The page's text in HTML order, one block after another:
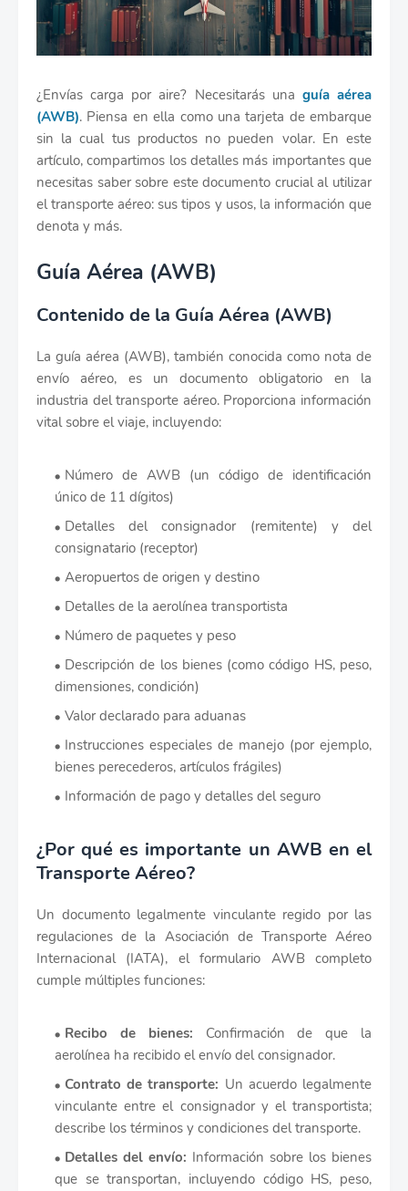
¿Envías carga por aire? Necesitarás una guía aérea
(AWB). Piensa en ella como una tarjeta de embarque
sin la cual tus productos no pueden volar. En este
artículo, compartimos los detalles más importantes que
necesitas saber sobre este documento crucial al utilizar
el transporte aéreo: sus tipos y usos, la información que
denota y más.
Guía Aérea (AWB)
Contenido de la Guía Aérea (AWB)
La guía aérea (AWB), también conocida como nota de
envío aéreo, es un documento obligatorio en la
industria del transporte aéreo. Proporciona información
vital sobre el viaje, incluyendo:
Número de AWB (un código de identificación
único de 11 dígitos)
Detalles del consignador (remitente) y del
consignatario (receptor)
Aeropuertos de origen y destino
Detalles de la aerolínea transportista
Número de paquetes y peso
Descripción de los bienes (como código HS, peso,
dimensiones, condición)
Valor declarado para aduanas
Instrucciones especiales de manejo (por ejemplo,
bienes perecederos, artículos frágiles)
Información de pago y detalles del seguro
¿Por qué es importante un AWB en el
Transporte Aéreo?
Un documento legalmente vinculante regido por las
regulaciones de la Asociación de Transporte Aéreo
Internacional (IATA), el formulario AWB completo
cumple múltiples funciones:
Recibo de bienes: Confirmación de que la
aerolínea ha recibido el envío del consignador.
Contrato de transporte: Un acuerdo legalmente
vinculante entre el consignador y el transportista;
describe los términos y condiciones del transporte.
Detalles del envío: Información sobre los bienes
que se transportan, incluyendo código HS, peso,